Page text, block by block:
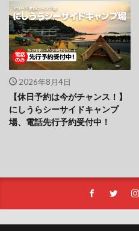
2026年8月4日
【休日予約は今がチャンス！】
にしうらシーサイドキャンプ
場、電話先行予約受付中！